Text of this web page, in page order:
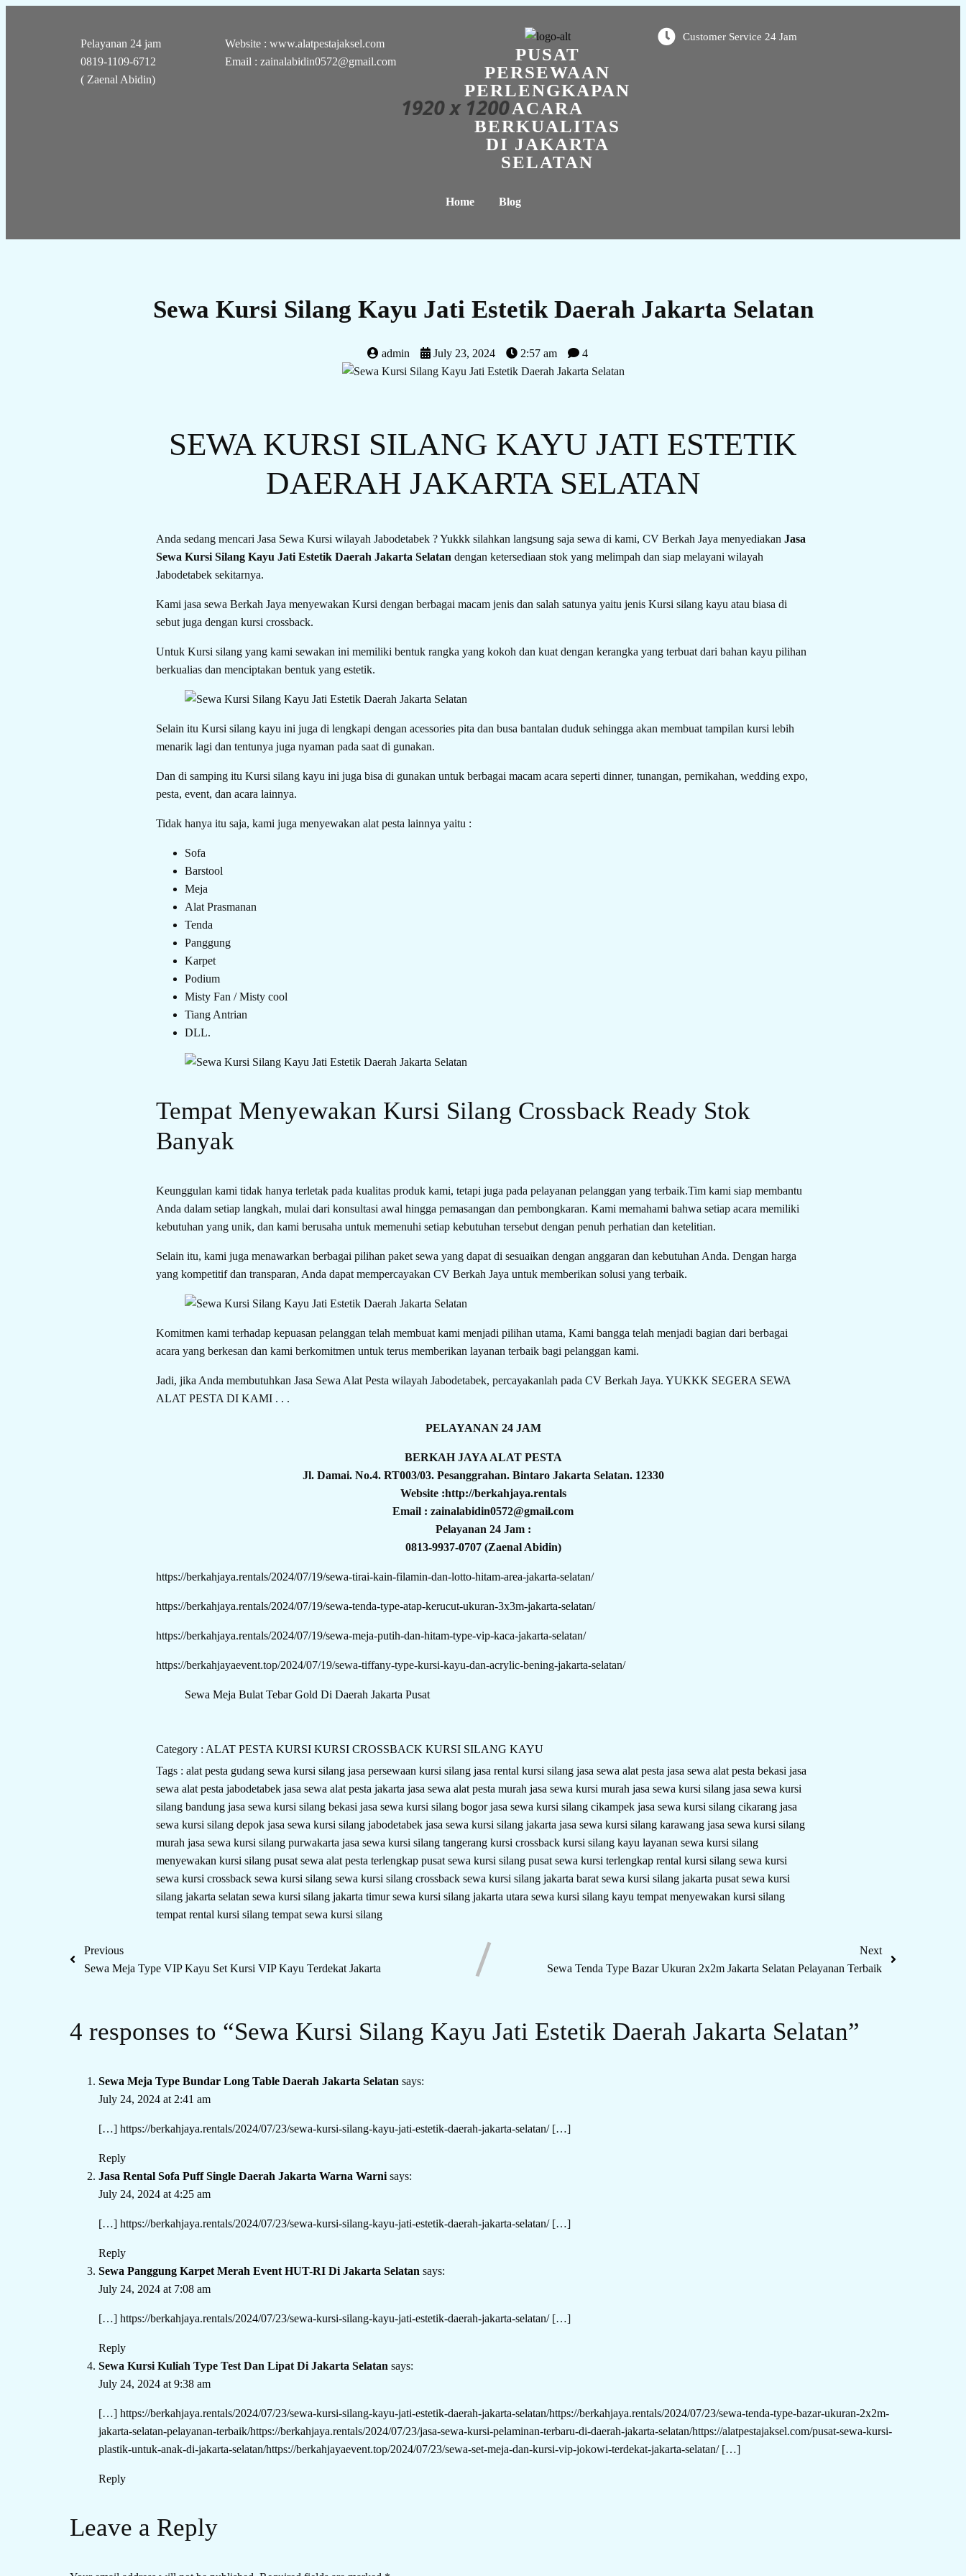
Pelayanan 24 jam
0819-1109-6712
( Zaenal Abidin)
Website : www.alatpestajaksel.com
Email : zainalabidin0572@gmail.com
PUSAT
PERSEWAAN
PERLENGKAPAN
ACARA
BERKUALITAS
DI JAKARTA
SELATAN
Customer Service 24 Jam
Home Blog
Sewa Kursi Silang Kayu Jati Estetik Daerah Jakarta Selatan
admin July 23, 2024 2:57 am 4
SEWA KURSI SILANG KAYU JATI ESTETIK
DAERAH JAKARTA SELATAN
Anda sedang mencari Jasa Sewa Kursi wilayah Jabodetabek ? Yukkk silahkan langsung saja sewa di kami, CV Berkah Jaya menyediakanJasa
Sewa Kursi Silang Kayu Jati Estetik Daerah Jakarta Selatandengan ketersediaan stok yang melimpah dan siap melayani wilayah
Jabodetabek sekitarnya.
Kami jasa sewa Berkah Jaya menyewakan Kursi dengan berbagai macam jenis dan salah satunya yaitu jenis Kursi silang kayu atau biasa di
sebut juga dengan kursi crossback.
Untuk Kursi silang yang kami sewakan ini memiliki bentuk rangka yang kokoh dan kuat dengan kerangka yang terbuat dari bahan kayu pilihan
berkualias dan menciptakan bentuk yang estetik.
Selain itu Kursi silang kayu ini juga di lengkapi dengan acessories pita dan busa bantalan duduk sehingga akan membuat tampilan kursi lebih
menarik lagi dan tentunya juga nyaman pada saat di gunakan.
Dan di samping itu Kursi silang kayu ini juga bisa di gunakan untuk berbagai macam acara seperti dinner, tunangan, pernikahan, wedding expo,
pesta, event, dan acara lainnya.
Tidak hanya itu saja, kami juga menyewakan alat pesta lainnya yaitu :
Sofa
Barstool
Meja
Alat Prasmanan
Tenda
Panggung
Karpet
Podium
Misty Fan / Misty cool
Tiang Antrian
DLL.
Tempat Menyewakan Kursi Silang Crossback Ready Stok
Banyak
Keunggulan kami tidak hanya terletak pada kualitas produk kami, tetapi juga pada pelayanan pelanggan yang terbaik.Tim kami siap membantu
Anda dalam setiap langkah, mulai dari konsultasi awal hingga pemasangan dan pembongkaran. Kami memahami bahwa setiap acara memiliki
kebutuhan yang unik, dan kami berusaha untuk memenuhi setiap kebutuhan tersebut dengan penuh perhatian dan ketelitian.
Selain itu, kami juga menawarkan berbagai pilihan paket sewa yang dapat di sesuaikan dengan anggaran dan kebutuhan Anda. Dengan harga
yang kompetitif dan transparan, Anda dapat mempercayakan CV Berkah Jaya untuk memberikan solusi yang terbaik.
Komitmen kami terhadap kepuasan pelanggan telah membuat kami menjadi pilihan utama, Kami bangga telah menjadi bagian dari berbagai
acara yang berkesan dan kami berkomitmen untuk terus memberikan layanan terbaik bagi pelanggan kami.
Jadi, jika Anda membutuhkan Jasa Sewa Alat Pesta wilayah Jabodetabek, percayakanlah pada CV Berkah Jaya. YUKKK SEGERA SEWA
ALAT PESTA DI KAMI . . .
PELAYANAN 24 JAM
BERKAH JAYA ALAT PESTA
Jl. Damai. No.4. RT003/03. Pesanggrahan. Bintaro Jakarta Selatan. 12330
Website :http://berkahjaya.rentals
Email : zainalabidin0572@gmail.com
Pelayanan 24 Jam :
0813-9937-0707 (Zaenal Abidin)
https://berkahjaya.rentals/2024/07/19/sewa-tirai-kain-filamin-dan-lotto-hitam-area-jakarta-selatan/
https://berkahjaya.rentals/2024/07/19/sewa-tenda-type-atap-kerucut-ukuran-3x3m-jakarta-selatan/
https://berkahjaya.rentals/2024/07/19/sewa-meja-putih-dan-hitam-type-vip-kaca-jakarta-selatan/
https://berkahjayaevent.top/2024/07/19/sewa-tiffany-type-kursi-kayu-dan-acrylic-bening-jakarta-selatan/
Sewa Meja Bulat Tebar Gold Di Daerah Jakarta Pusat
Category : ALAT PESTAKURSIKURSI CROSSBACKKURSI SILANG KAYU
Tags : alat pesta gudang sewa kursi silangjasa persewaan kursi silangjasa rental kursi silangjasa sewa alat pestajasa sewa alat pesta bekasijasa
sewa alat pesta jabodetabekjasa sewa alat pesta jakartajasa sewa alat pesta murahjasa sewa kursi murahjasa sewa kursi silangjasa sewa kursi
silang bandungjasa sewa kursi silang bekasijasa sewa kursi silang bogorjasa sewa kursi silang cikampekjasa sewa kursi silang cikarangjasa
sewa kursi silang depokjasa sewa kursi silang jabodetabekjasa sewa kursi silang jakartajasa sewa kursi silang karawangjasa sewa kursi silang
murahjasa sewa kursi silang purwakartajasa sewa kursi silang tangerangkursi crossbackkursi silang kayulayanan sewa kursi silang
menyewakan kursi silangpusat sewa alat pesta terlengkappusat sewa kursi silangpusat sewa kursi terlengkaprental kursi silangsewa kursi
sewa kursi crossbacksewa kursi silangsewa kursi silang crossbacksewa kursi silang jakarta baratsewa kursi silang jakarta pusatsewa kursi
silang jakarta selatansewa kursi silang jakarta timursewa kursi silang jakarta utarasewa kursi silang kayutempat menyewakan kursi silang
tempat rental kursi silangtempat sewa kursi silang
Previous
Sewa Meja Type VIP Kayu Set Kursi VIP Kayu Terdekat Jakarta
Next
Sewa Tenda Type Bazar Ukuran 2x2m Jakarta Selatan Pelayanan Terbaik
4 responses to “Sewa Kursi Silang Kayu Jati Estetik Daerah Jakarta Selatan”
Sewa Meja Type Bundar Long Table Daerah Jakarta Selatan says:
July 24, 2024 at 2:41 am
[…] https://berkahjaya.rentals/2024/07/23/sewa-kursi-silang-kayu-jati-estetik-daerah-jakarta-selatan/[…]
Reply
Jasa Rental Sofa Puff Single Daerah Jakarta Warna Warni says:
July 24, 2024 at 4:25 am
[…] https://berkahjaya.rentals/2024/07/23/sewa-kursi-silang-kayu-jati-estetik-daerah-jakarta-selatan/[…]
Reply
Sewa Panggung Karpet Merah Event HUT-RI Di Jakarta Selatan says:
July 24, 2024 at 7:08 am
[…] https://berkahjaya.rentals/2024/07/23/sewa-kursi-silang-kayu-jati-estetik-daerah-jakarta-selatan/[…]
Reply
Sewa Kursi Kuliah Type Test Dan Lipat Di Jakarta Selatan says:
July 24, 2024 at 9:38 am
[…] https://berkahjaya.rentals/2024/07/23/sewa-kursi-silang-kayu-jati-estetik-daerah-jakarta-selatan/https://berkahjaya.rentals/2024/07/23/sewa-tenda-type-bazar-ukuran-2x2m-
jakarta-selatan-pelayanan-terbaik/https://berkahjaya.rentals/2024/07/23/jasa-sewa-kursi-pelaminan-terbaru-di-daerah-jakarta-selatan/https://alatpestajaksel.com/pusat-sewa-kursi-
plastik-untuk-anak-di-jakarta-selatan/https://berkahjayaevent.top/2024/07/23/sewa-set-meja-dan-kursi-vip-jokowi-terdekat-jakarta-selatan/[…]
Reply
Leave a Reply